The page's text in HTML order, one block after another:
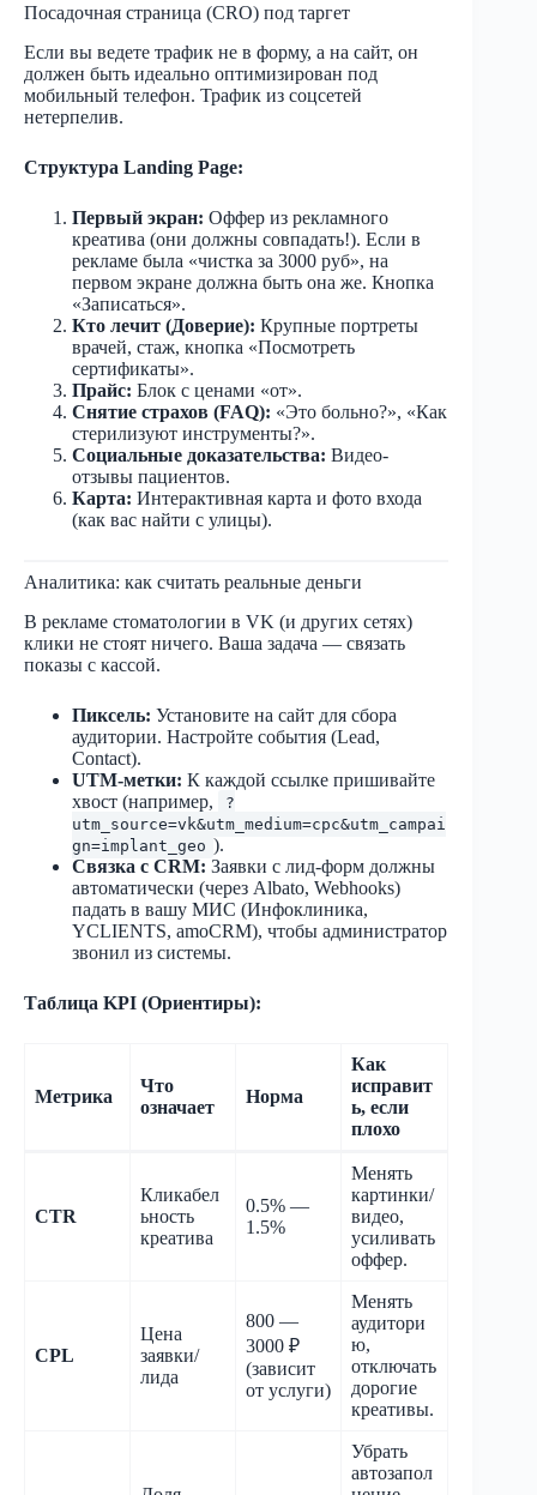
Посадочная страница (CRO) под таргет
Если вы ведете трафик не в форму, а на сайт, он
должен быть идеально оптимизирован под
мобильный телефон. Трафик из соцсетей
нетерпелив.
Структура Landing Page:
Первый экран: Оффер из рекламного
креатива (они должны совпадать!). Если в
рекламе была «чистка за 3000 руб», на
первом экране должна быть она же. Кнопка
«Записаться».
Кто лечит (Доверие): Крупные портреты
врачей, стаж, кнопка «Посмотреть
сертификаты».
Прайс: Блок с ценами «от».
Снятие страхов (FAQ): «Это больно?», «Как
стерилизуют инструменты?».
Социальные доказательства: Видео-
отзывы пациентов.
Карта: Интерактивная карта и фото входа
(как вас найти с улицы).
Аналитика: как считать реальные деньги
В рекламе стоматологии в VK (и других сетях)
клики не стоят ничего. Ваша задача — связать
показы с кассой.
Пиксель: Установите на сайт для сбора
аудитории. Настройте события (Lead,
Contact).
UTM-метки: К каждой ссылке пришивайте
хвост (например,
?
utm_source=vk&utm_medium=cpc&utm_campai
gn=implant_geo ).
Связка с CRM: Заявки с лид-форм должны
автоматически (через Albato, Webhooks)
падать в вашу МИС (Инфоклиника,
YCLIENTS, amoCRM), чтобы администратор
звонил из системы.
Таблица KPI (Ориентиры):
Метрика
Что
означает
Норма
Как
исправит
ь, если
плохо
CTR
Кликабел
ьность
креатива
0.5% —
1.5%
Менять
картинки/
видео,
усиливать
оффер.
CPL
Цена
заявки/
лида
800 —
3000 ₽
(зависит
от услуги)
Менять
аудитори
ю,
отключать
дорогие
креативы.
Убрать
автозапол